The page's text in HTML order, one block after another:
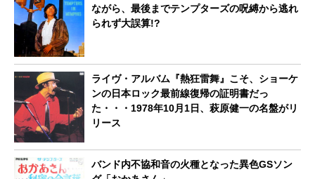
ながら、最後までテンプターズの呪縛から逃れ
られず大誤算!?
ライヴ・アルバム『熱狂雷舞』こそ、ショーケ
ンの日本ロック最前線復帰の証明書だっ
た・・・1978年10月1日、萩原健一の名盤がリ
リース
バンド内不協和音の火種となった異色GSソン